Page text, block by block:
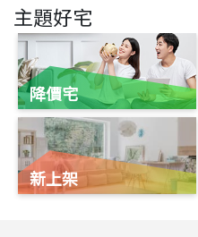
主題好宅
降價宅
新上架